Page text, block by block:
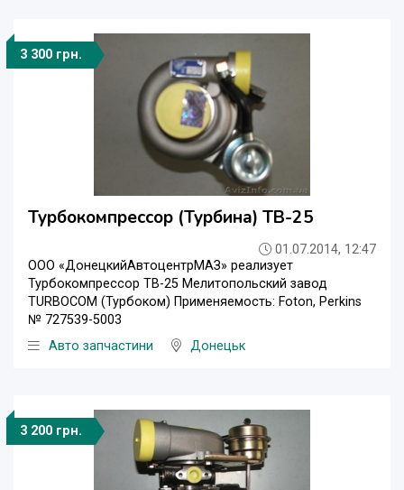
3 300 грн.
Турбокомпрессор (Турбина) ТВ-25
01.07.2014, 12:47
ООО «ДонецкийАвтоцентрМАЗ» реализует
Турбокомпрессор ТВ-25 Мелитопольский завод
TURBOCOM (Турбоком) Применяемость: Foton, Perkins
№ 727539-5003
Авто запчастини
Донецьк
3 200 грн.